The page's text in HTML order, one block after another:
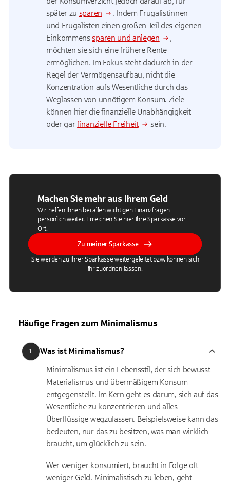
später zu sparen
. Indem Frugalistinnen
und Frugalisten einen großen Teil des eigenen
Einkommens sparen und anlegen
,
möchten sie sich eine frühere Rente
ermöglichen. Im Fokus steht dadurch in der
Regel der Vermögensaufbau, nicht die
Konzentration aufs Wesentliche durch das
Weglassen von unnötigem Konsum. Ziele
können hier die finanzielle Unabhängigkeit
oder garfinanzielle Freiheit sein.
Machen Sie mehr aus Ihrem Geld
Wir helfen Ihnen bei allen wichtigen Finanzfragen
persönlich weiter. Erreichen Sie hier Ihre Sparkasse vor
Ort.
Zu meiner Sparkasse
Sie werden zu Ihrer Sparkasse weitergeleitet bzw. können sich
ihr zuordnen lassen.
Häufige Fragen zum Minimalismus
1 Was ist Minimalismus?
Minimalismus ist ein Lebensstil, der sich bewusst
Materialismus und übermäßigem Konsum
entgegenstellt. Im Kern geht es darum, sich auf das
Wesentliche zu konzentrieren und alles
Überflüssige wegzulassen. Beispielsweise kann das
bedeuten, nur das zu besitzen, was man wirklich
braucht, um glücklich zu sein.
Wer weniger konsumiert, braucht in Folge oft
weniger Geld. Minimalistisch zu leben, geht